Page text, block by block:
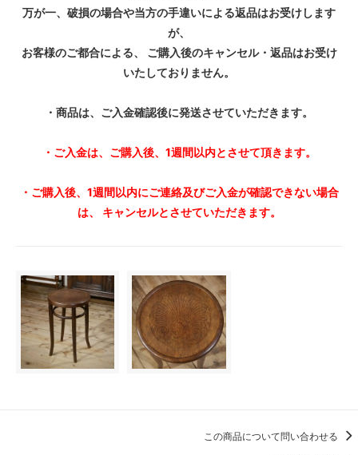
万が一、破損の場合や当方の手違いによる返品はお受けします
が、
お客様のご都合による、 ご購入後のキャンセル・返品はお受け
いたしておりません。
・商品は、ご入金確認後に発送させていただきます。
・ご入金は、ご購入後、1週間以内とさせて頂きます。
・ご購入後、1週間以内にご連絡及びご入金が確認できない場合
は、 キャンセルとさせていただきます。
この商品について問い合わせる